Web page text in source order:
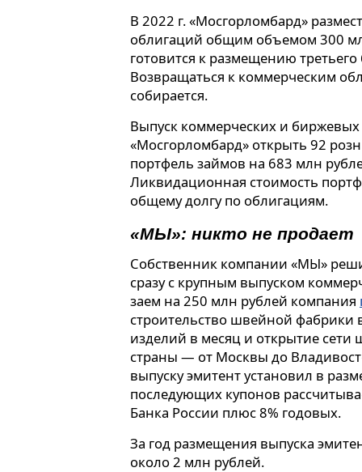
В 2022 г. «Мосгорломбард»
облигаций общим объемом 300
готовится к размещению
Возвращаться к коммерческим
собирается.
Выпуск коммерческих и
«Мосгорломбард» открыть 92
портфель займов на 683 млн
Ликвидационная стоимость
общему долгу по облигациям.
«МЫ»: никто не продает
Собственник компании «МЫ»
сразу с крупным выпуском
заем на 250 млн рублей компания
строительство швейной
изделий в месяц и открытие
страны — от Москвы до
выпуску эмитент установил в
последующих купонов
Банка России плюс 8% годовых.
За год размещения выпуска
около 2 млн рублей.